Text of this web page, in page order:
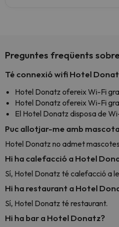
Preguntes freqüents
Té connexió wifi Hotel
Hotel Donatz ofereix Wi-Fi
Hotel Donatz ofereix Wi-Fi
El Hotel Donatz disposa de
Puc allotjar-me amb
Hotel Donatz no admet
Hi ha calefacció a Hotel
Sí, Hotel Donatz té calefacció a
Hi ha restaurant a Hotel
Sí, Hotel Donatz té restaurant.
Hi ha bar a Hotel Donatz?